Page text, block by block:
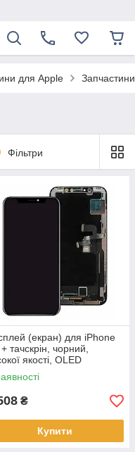
для Apple
Фільтри
(екран) для iPhone
тачскрін, чорний,
якості, OLED
₴
Купити